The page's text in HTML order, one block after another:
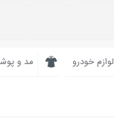
لوازم خودرو مد و